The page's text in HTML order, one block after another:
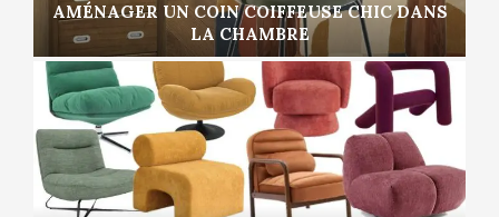
AMÉNAGER UN COIN COIFFEUSE CHIC DANS
LA CHAMBRE